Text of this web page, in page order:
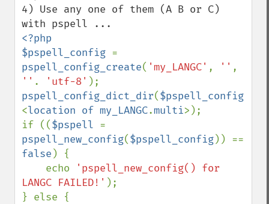
4) Use any one of them (A B or C)
<?php
$pspell_config
pspell_config_create( 'my_LANGC' , ''
'' . 'utf-8'
pspell_config_dict_dir($pspell_config
<location of my_LANGC.multi>);
if (($pspell
pspell_new_config($pspell_config
false ) {
    echo
'pspell_new_config() for
LANGC FAILED!' );
} else {